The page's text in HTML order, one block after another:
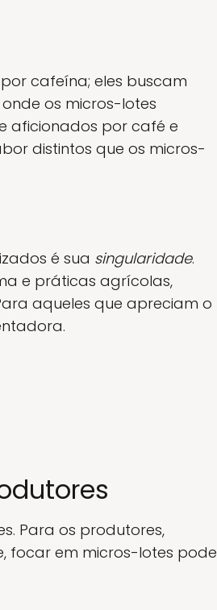
cafeína; eles buscam
os micros-lotes
aficionados por café e
distintos que os micros-
é sua singularidade.
e práticas agrícolas,
aqueles que apreciam o
Para os produtores,
focar em micros-lotes pode